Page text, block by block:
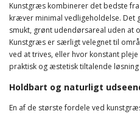
Kunstgræs kombinerer det bedste
kræver minimal vedligeholdelse. Det
smukt, grønt udendørsareal uden at
Kunstgræs er særligt velegnet til
ved at trives, eller hvor konstant
praktisk og æstetisk tiltalende
Holdbart og naturligt
En af de største fordele ved